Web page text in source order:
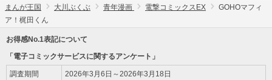
まんが王国 大川ぶくぶ 青年漫画 電撃コミックスEX
GOHOマフィ
ア！梶田くん
お得感No.1表記について
「電子コミックサービスに関するアンケート」
調査期間 2026年3月6日～2026年3月18日